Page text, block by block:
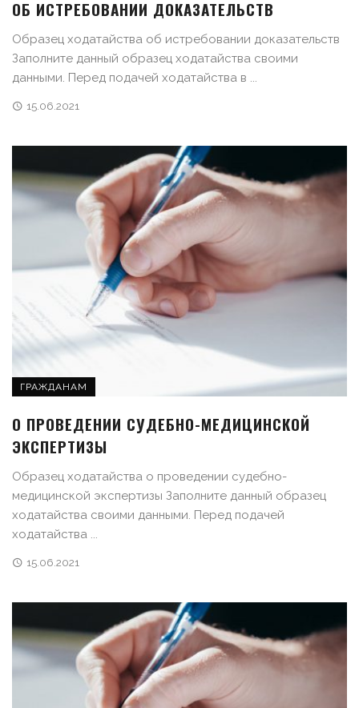
ОБ ИСТРЕБОВАНИИ ДОКАЗАТЕЛЬСТВ
Образец ходатайства об истребовании доказательств
Заполните данный образец ходатайства своими
данными. Перед подачей ходатайства в ...
15.06.2021
ГРАЖДАНАМ
О ПРОВЕДЕНИИ СУДЕБНО-МЕДИЦИНСКОЙ
ЭКСПЕРТИЗЫ
Образец ходатайства о проведении судебно-
медицинской экспертизы Заполните данный образец
ходатайства своими данными. Перед подачей
ходатайства ...
15.06.2021